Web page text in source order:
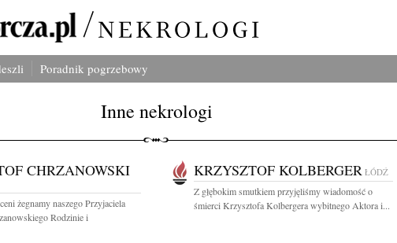
Poradnik pogrzebowy
Inne nekrologi
CHRZANOWSKI
żegnamy naszego Przyjaciela
Rodzinie i
KRZYSZTOF KOLBERGER ŁÓDŹ
Z głębokim smutkiem przyjęliśmy wiadomość o
śmierci Krzysztofa Kolbergera wybitnego Aktora i...